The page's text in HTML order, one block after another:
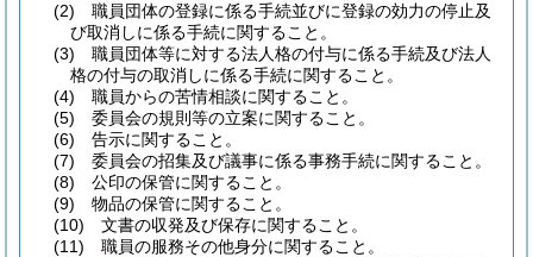
(2)
職員団体の登録に係る手続並びに登録の効力の停止及
び取消しに係る手続に関すること。
(3)
職員団体等に対する法人格の付与に係る手続及び法人
格の付与の取消しに係る手続に関すること。
(4)
職員からの苦情相談に関すること。
(5)
委員会の規則等の立案に関すること。
(6)
告示に関すること。
(7)
委員会の招集及び議事に係る事務手続に関すること。
(8)
公印の保管に関すること。
(9)
物品の保管に関すること。
(10)
文書の収発及び保存に関すること。
(11)
職員の服務その他身分に関すること。